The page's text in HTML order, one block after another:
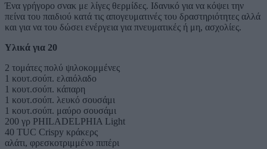
Ένα γρήγορο σνακ με λίγες θερμίδες. Ιδανικό για να κόψει την
πείνα του παιδιού κατά τις απογευματινές του δραστηριότητες αλλά
και για να του δώσει ενέργεια για πνευματικές ή μη, ασχολίες.
Υλικά για 20
2 τομάτες πολύ ψιλοκομμένες
1 κουτ.σούπ. ελαιόλαδο
1 κουτ.σούπ. κάπαρη
1 κουτ.σούπ. λευκό σουσάμι
1 κουτ.σούπ. μαύρο σουσάμι
200 γρ PHILADELPHIA Light
40 TUC Crispy κράκερς
αλάτι, φρεσκοτριμμένο πιπέρι